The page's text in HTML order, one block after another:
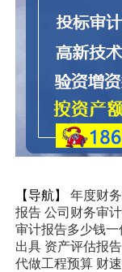
【导航】 年度财
报告 公司财务审
审计报告多少钱一
出具 资产评估报告
代做工程预算 财